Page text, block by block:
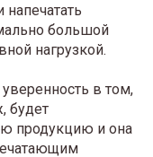
большой
нагрузкой.
в том,
будет
продукцию и она